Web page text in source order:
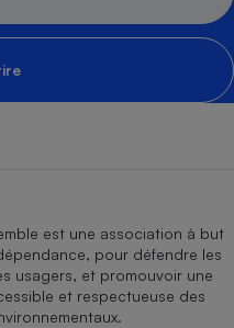
est une association à but
pour défendre les
usagers, et promouvoir une
et respectueuse des